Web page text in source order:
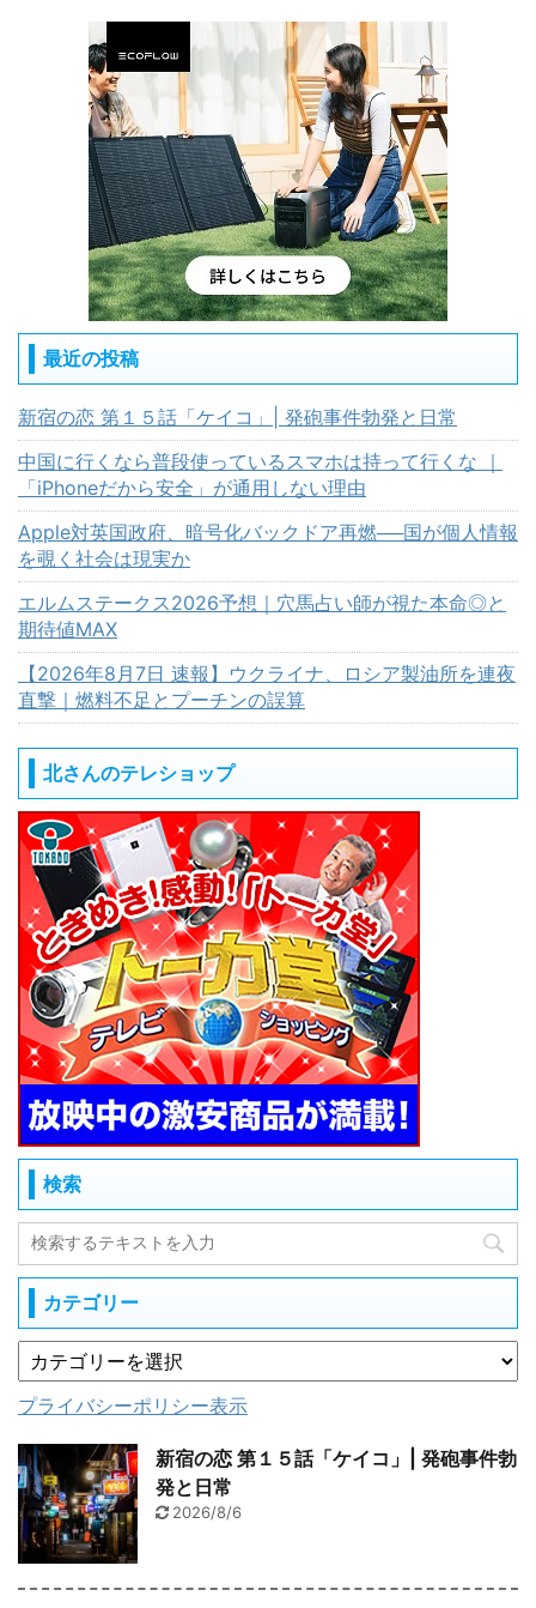
最近の投稿
新宿の恋 第１５話「ケイコ」| 発砲事件勃発と日常
中国に行くなら普段使っているスマホは持って行くな ｜
「iPhoneだから安全」が通用しない理由
Apple対英国政府、暗号化バックドア再燃──国が個人情報
を覗く社会は現実か
エルムステークス2026予想｜穴馬占い師が視た本命◎と
期待値MAX
【2026年8月7日 速報】ウクライナ、ロシア製油所を連夜
直撃｜燃料不足とプーチンの誤算
北さんのテレショップ
検索
カテゴリー
プライバシーポリシー表示
新宿の恋 第１５話「ケイコ」| 発砲事件勃
発と日常
2026/8/6